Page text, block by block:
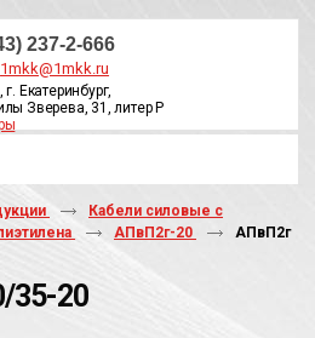
237-2-666
1mkk@1mkk.ru
Екатеринбург,
Зверева, 31, литер Р
Кабели силовые с
АПвП2г-20
АПвП2г
35-20